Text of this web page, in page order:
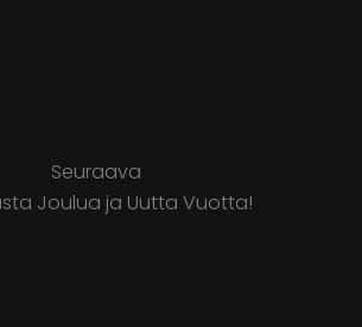
Seuraava
Joulua ja Uutta Vuotta!